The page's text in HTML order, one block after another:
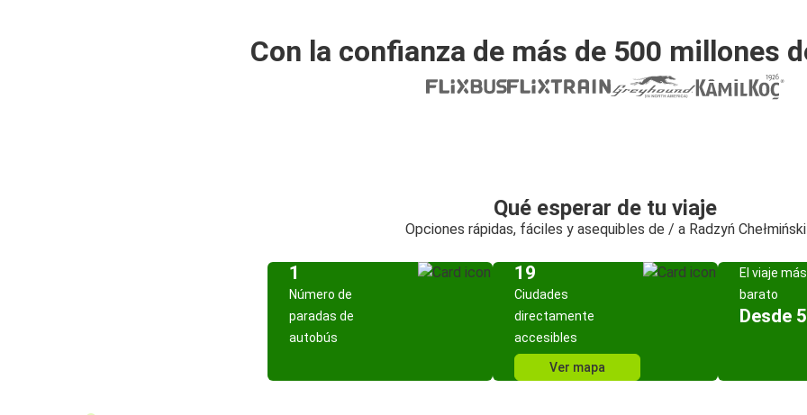
Con la confianza de más de 500 millones
Qué esperar de tu viaje
Opciones rápidas, fáciles y asequibles de / a Radzyń Chełmiński
1
Número de
paradas de
autobús
19
Ciudades
directamente
accesibles
Ver mapa
El viaje más
barato
Desde